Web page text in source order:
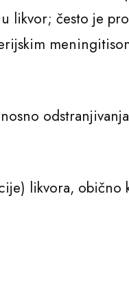
likvor; često je
likvora, obično